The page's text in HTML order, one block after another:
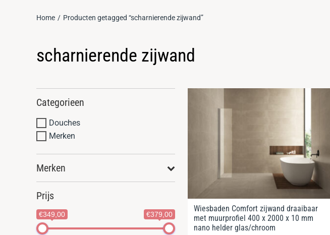
Je bent hier:
Home Producten getagged “scharnierende zijwand”
scharnierende zijwand
Categorieen
Douches
Merken
Merken
Prijs
€349,00 €379,00
Wiesbaden Comfort zijwand draaibaar
met muurprofiel 400 x 2000 x 10 mm
nano helder glas/chroom